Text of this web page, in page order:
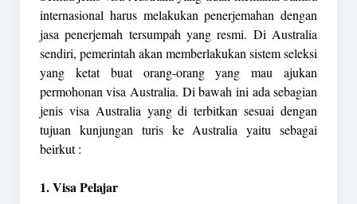
internasional harus melakukan penerjemahan dengan
jasa penerjemah tersumpah yang resmi. Di Australia
sendiri, pemerintah akan memberlakukan sistem seleksi
yang ketat buat orang-orang yang mau ajukan
permohonan visa Australia. Di bawah ini ada sebagian
jenis visa Australia yang di terbitkan sesuai dengan
tujuan kunjungan turis ke Australia yaitu sebagai
beirkut :
1. Visa Pelajar